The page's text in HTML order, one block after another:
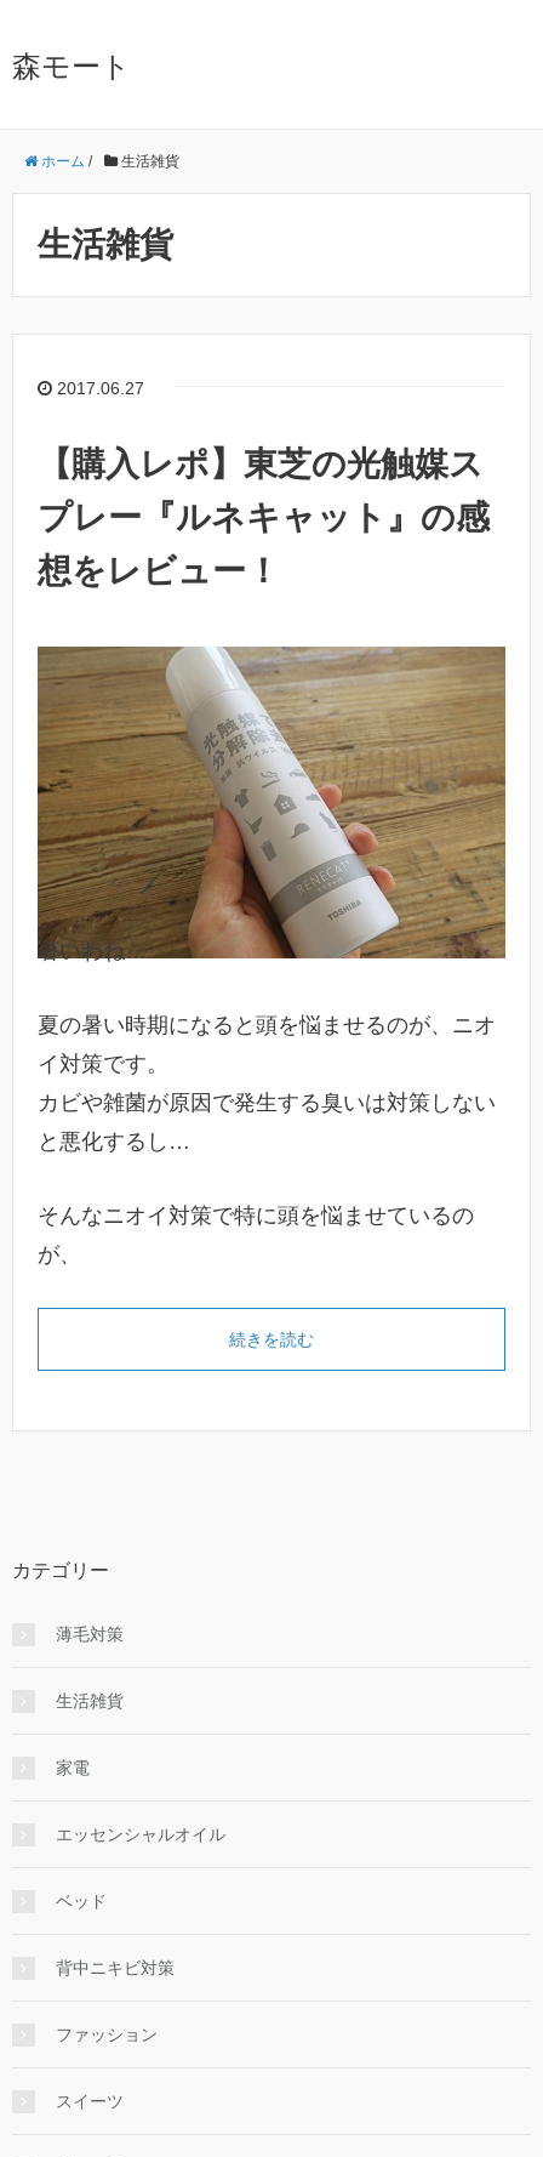
森モート
ホーム / 生活雑貨
生活雑貨
2017.06.27
【購入レポ】東芝の光触媒ス
プレー『ルネキャット』の感
想をレビュー！
暑いわね…
夏の暑い時期になると頭を悩ませるのが、ニオ
イ対策です。
カビや雑菌が原因で発生する臭いは対策しない
と悪化するし…
そんなニオイ対策で特に頭を悩ませているの
が、
続きを読む
カテゴリー
薄毛対策
生活雑貨
家電
エッセンシャルオイル
ベッド
背中ニキビ対策
ファッション
スイーツ